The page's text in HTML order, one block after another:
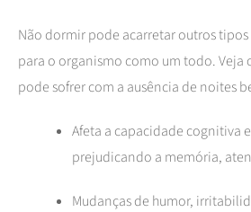
Não dormir pode acarretar outros
para o organismo como um todo. Veja
pode sofrer com a ausência de noites
Afeta a capacidade cognitiva
prejudicando a memória,
Mudanças de humor,